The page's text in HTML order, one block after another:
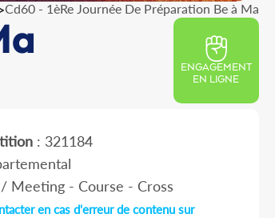
Cd60 - 1èRe Journée De Préparation Be à Ma
ENGAGEMENT
EN LIGNE
: 321184
Meeting - Course - Cross
en cas d'erreur de contenu sur